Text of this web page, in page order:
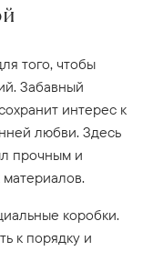
того, чтобы
Забавный
интерес к
любви. Здесь
прочным и
коробки.
к порядку и